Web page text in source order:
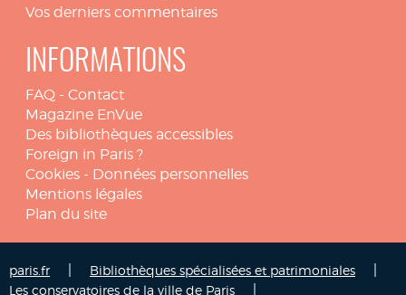
Vos derniers commentaires
INFORMATIONS
FAQ - Contact
Magazine EnVue
Des bibliothèques accessibles
Foreign in Paris ?
Cookies - Données personnelles
Mentions légales
Plan du site
paris.fr Bibliothèques spécialisées et patrimoniales
Les conservatoires de la ville de Paris